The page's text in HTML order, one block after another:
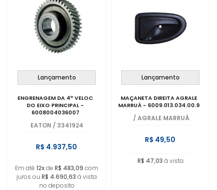
Lançamento
ENGRENAGEM DA 4ª VELOC
DO EIXO PRINCIPAL -
6008004036007
EATON / 3341924
R$ 4.937,50
Em até 12xde R$ 483,09 com
juros ou R$ 4.690,63 à vista
no deposito
Lançamento
MAÇANETA DIREITA AGRALE
MARRUÁ - 6009.013.034.00.9
/ AGRALE MARRUÁ
R$ 49,50
R$ 47,03 à vista